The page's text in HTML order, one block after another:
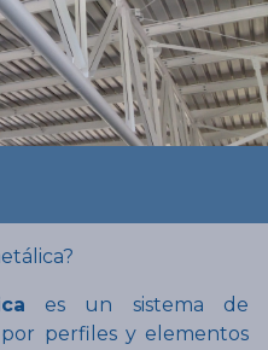
es un sistema de
perfiles y elementos